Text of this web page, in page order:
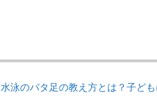
水泳のバタ足の教え方とは？子ど